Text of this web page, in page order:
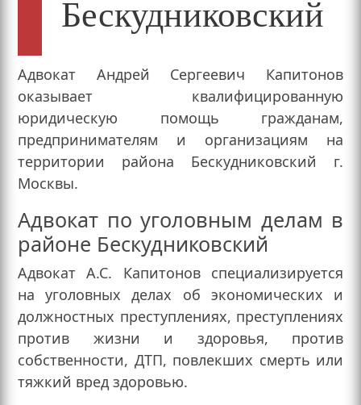
Бескудниковский
Адвокат Андрей Сергеевич Капитонов
оказывает квалифицированную
юридическую помощь гражданам,
предпринимателям и организациям на
территории района Бескудниковский г.
Москвы.
Адвокат по уголовным делам в
районе Бескудниковский
Адвокат А.С. Капитонов специализируется
на уголовных делах об экономических и
должностных преступлениях, преступлениях
против жизни и здоровья, против
собственности, ДТП, повлекших смерть или
тяжкий вред здоровью.